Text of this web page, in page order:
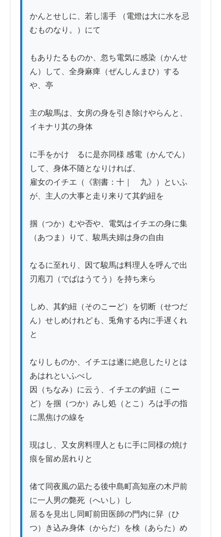
かんとせしに、若し濡手 （電燈は大に水を忌
むものなり。）にて
もありたるものか、忽ち電気に感染（かんせ
ん）して、全身麻痺（ぜんしんまひ）する
や、亭
主の駿馬は、女房の身を引き除けやらんと、
イキナリ其の身体
に手をかけゝるに是亦同様 感電（かんでん）
して、身体不随となりければ、
雇女のイチエ（《割書：十｜　九》）といふ
が、主人の大事と走り来りて其釣紐を
掴（つか）むや否や、電気はイチエの身に集
（あつま）りて、駿馬夫婦は身の自由
なるに至れり、因て駿馬は料理人を呼んで出
刃庖刀（でばはうてう）を持ち来ら
しめ、其釣紐（そのこーど）を切断（せつだ
ん）せしめけれども、兎角する内に手遅くれ
と
なりしものか、イチエは遂に絶息したりとは
あはれといふべし
因（ちなみ）に云う、イチエの釣紐（こー
ど）を掴（つか）みし処（とこ）ろは手の指
に黒焦けの線を
現はし、又女房料理人ともに手に同様の焼け
痕を留め居れりと
偖て同夜風の凪たる後中島町高知座の木戸前
に一人男の斃死（へいし）し
居るを見出し同町前田医師の門内に舁（ひ
つ）き込み身体（からだ）を検（あらた）め